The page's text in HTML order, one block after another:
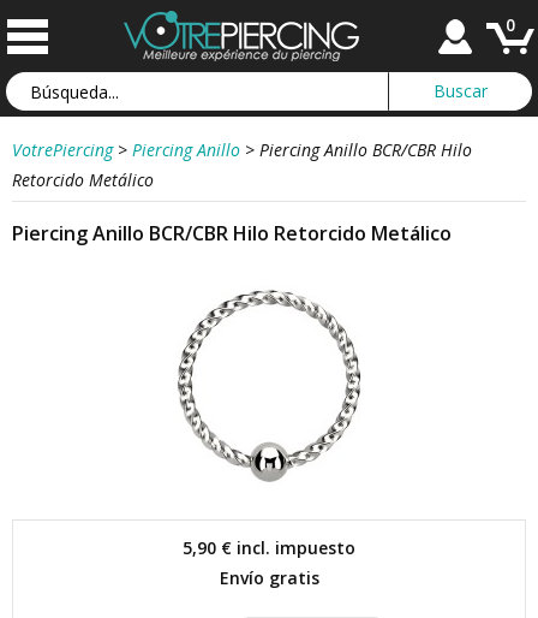
0
VotrePiercing > Piercing Anillo > Piercing Anillo BCR/CBR Hilo
Retorcido Metálico
Piercing Anillo BCR/CBR Hilo Retorcido Metálico
5,90 € incl. impuesto
Envío gratis